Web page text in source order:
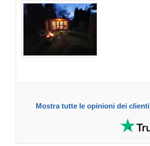
Mostra tutte le opinioni dei clienti